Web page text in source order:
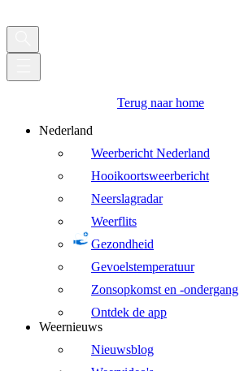
Terug naar home
Nederland
Weerbericht Nederland
Hooikoortsweerbericht
Neerslagradar
Weerflits
Gezondheid
Gevoelstemperatuur
Zonsopkomst en -ondergang
Ontdek de app
Weernieuws
Nieuwsblog